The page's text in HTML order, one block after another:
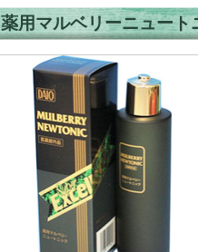
薬用マルベリーニュー